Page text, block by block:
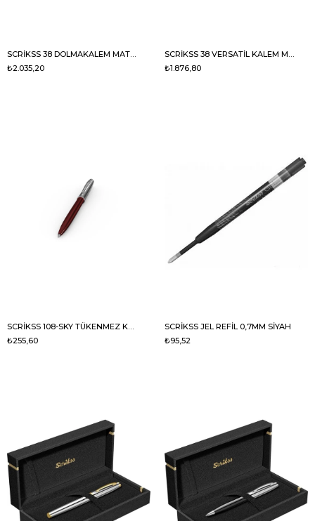
₺2.035,20
₺1.876,80
₺255,60
SCRİKSS JEL REFİL 0,7MM SİYAH
₺95,52